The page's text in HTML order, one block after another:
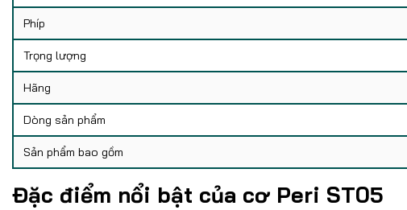
Phíp
Trọng lượng
Hãng
Dòng sản phẩm
Sản phẩm bao gồm
Đặc điểm nổi bật của cơ Peri ST05